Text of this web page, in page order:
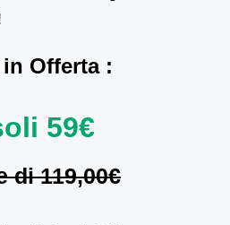
Offerta :
59€
di 119,00€